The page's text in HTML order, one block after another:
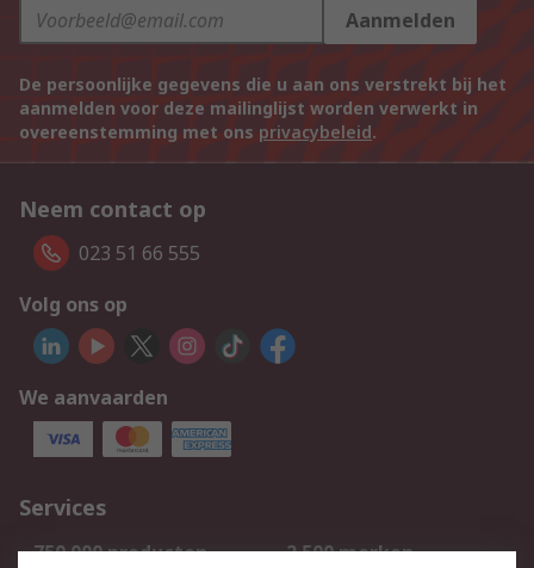
Aanmelden
De persoonlijke gegevens die u aan ons verstrekt bij het
aanmelden voor deze mailinglijst worden verwerkt in
overeenstemming met ons privacybeleid.
Neem contact op
023 51 66 555
Volg ons op
We aanvaarden
Services
750.000 producten
2.500 merken